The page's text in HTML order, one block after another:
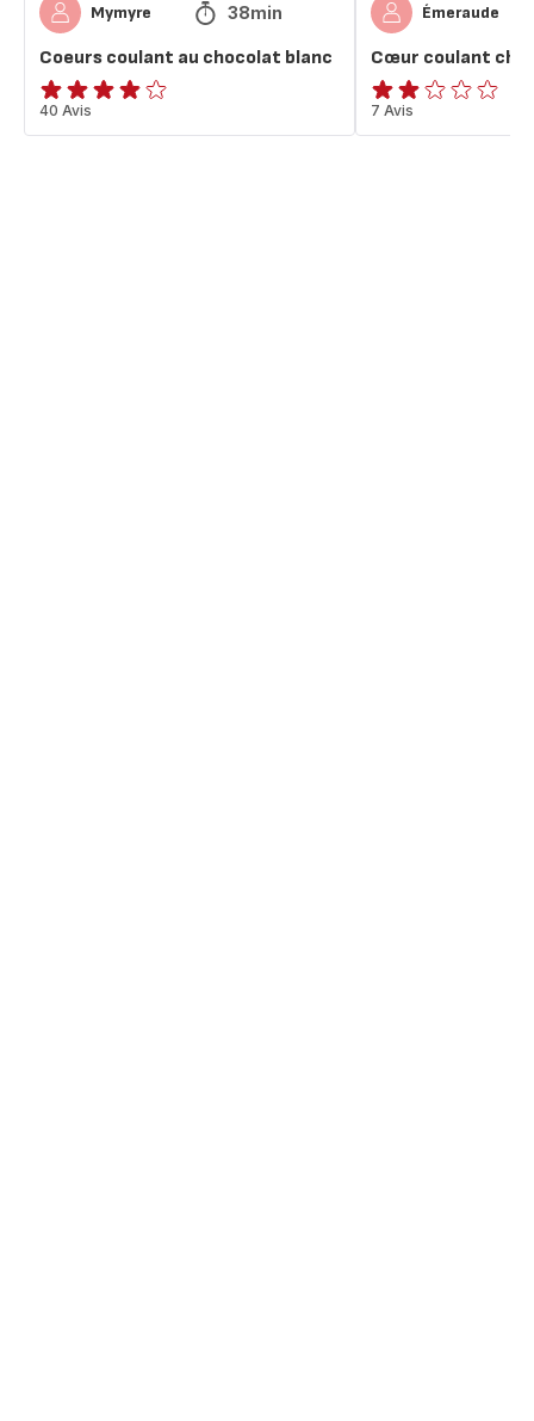
Mymyre 38min
Coeurs coulant au chocolat blanc
ratings.3.8
40 Avis
Émeraude
Cœur coulant
Avis
2
7 Avis